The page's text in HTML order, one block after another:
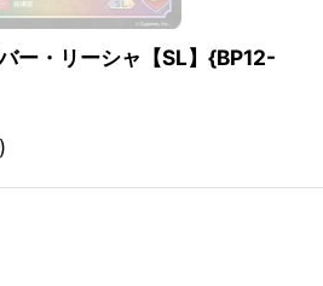
ー・リーシャ【SL】{BP12-